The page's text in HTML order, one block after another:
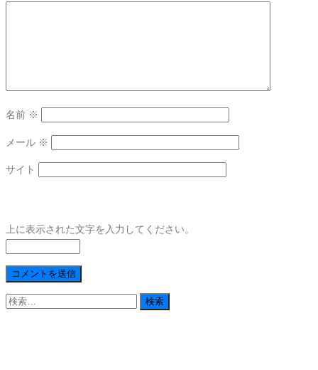
名前 ※
メール ※
サイト
上に表示された文字を入力してください。
検